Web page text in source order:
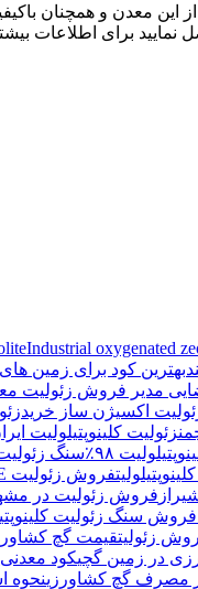
برای اطلاعات
Industrial oxygenated
بهترین کود برای زمین
مدیر فروش زئولیت
اکسیژن ساز خرید
زئولیت کلینوپتیلولیت
۹۸٪ سنگ زئولیت
فروش زئولیت CLINOPTILOLITE
فروش زئولیت در
فروش سنگ زئولیت
زئولیتقیمت گچ
در زمین گچیکود
مصرف گچ کشاورزینحوه